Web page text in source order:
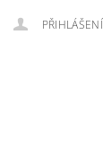
PŘIHLÁŠENÍ